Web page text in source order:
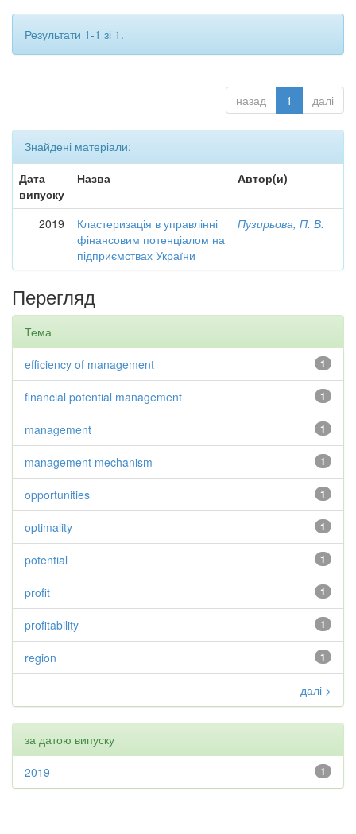
Результати 1-1 зі 1.
назад 1 далі
Знайдені матеріали:
Дата
випуску
Назва Автор(и)
2019
Кластеризація в управлінні
фінансовим потенціалом на
підприємствах України
Пузирьова, П. В.
Перегляд
Тема
1
efficiency of management
1
financial potential management
1
management
1
management mechanism
1
opportunities
1
optimality
1
potential
1
profit
1
profitability
1
region
далі >
за датою випуску
1
2019